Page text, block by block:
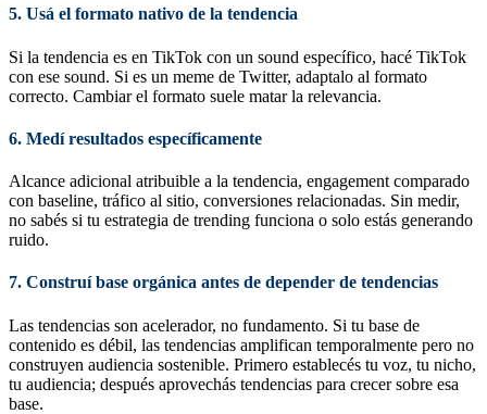
5. Usá el formato nativo de la tendencia
Si la tendencia es en TikTok con un sound específico, hacé TikTok
con ese sound. Si es un meme de Twitter, adaptalo al formato
correcto. Cambiar el formato suele matar la relevancia.
6. Medí resultados específicamente
Alcance adicional atribuible a la tendencia, engagement comparado
con baseline, tráfico al sitio, conversiones relacionadas. Sin medir,
no sabés si tu estrategia de trending funciona o solo estás generando
ruido.
7. Construí base orgánica antes de depender de tendencias
Las tendencias son acelerador, no fundamento. Si tu base de
contenido es débil, las tendencias amplifican temporalmente pero no
construyen audiencia sostenible. Primero establecés tu voz, tu nicho,
tu audiencia; después aprovechás tendencias para crecer sobre esa
base.